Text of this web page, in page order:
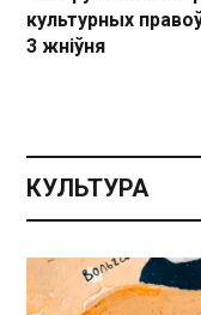
культурных
3 жніўня
КУЛЬТУРА